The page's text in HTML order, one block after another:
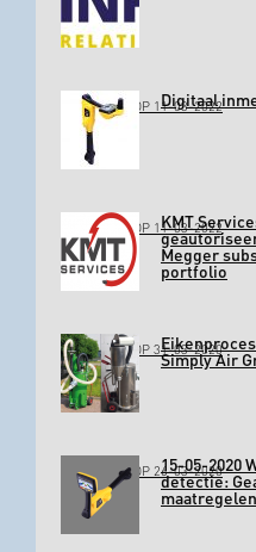
GEPLAATST OP 11-03-2022
Digitaal
GEPLAATST OP 11-03-2022
KMT
Megger
portfolio
GEPLAATST OP 31-03-2020
Simply Air
GEPLAATST OP 26-03-2020
15-05-2020
detectie: